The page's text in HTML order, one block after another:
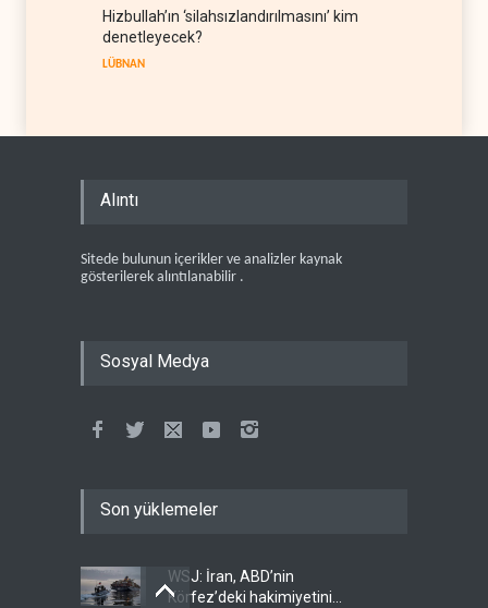
Hizbullah’ın ‘silahsızlandırılmasını’ kim
denetleyecek?
LÜBNAN
Alıntı
Sitede bulunun içerikler ve analizler kaynak
gösterilerek alıntılanabilir .
Sosyal Medya
Son yüklemeler
WSJ: İran, ABD’nin
Körfez’deki hakimiyetini